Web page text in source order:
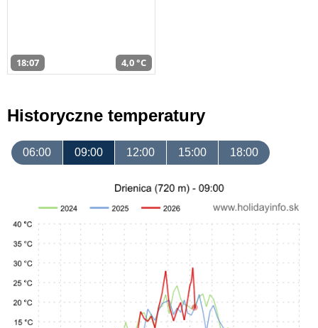
18:07 4,0 °C
Historyczne temperatury
06:00 09:00 12:00 15:00 18:00